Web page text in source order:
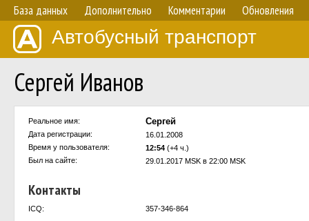
База данных Дополнительно Комментарии Обновления
Автобусный транспорт
Сергей Иванов
Реальное имя: Сергей
Дата регистрации:
16.01.2008
Время у пользователя:
12:54 (+4 ч.)
Был на сайте:
29.01.2017 MSK в 22:00 MSK
Контакты
ICQ: 357-346-864